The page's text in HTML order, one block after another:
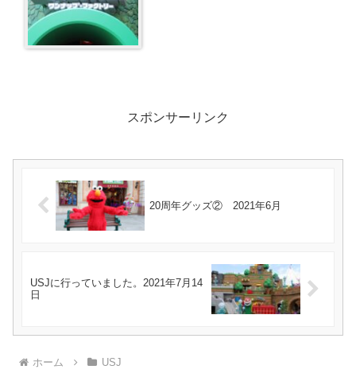
スポンサーリンク
20周年グッズ② 2021年6月
USJに行っていました。2021年7月14
日
ホーム USJ